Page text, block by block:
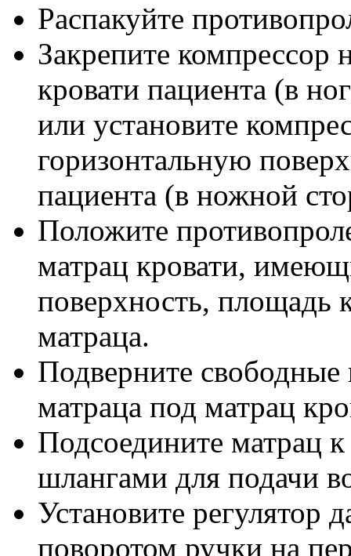
Распакуйте
Закрепите компрессор
кровати пациента (в
или установите
горизонтальную
пациента (в ножной
Положите
матрац кровати,
поверхность, площадь
матраца.
Подверните свободные
матраца под матрац
Подсоедините матрац
шлангами для подачи
Установите регулятор
поворотом ручки на